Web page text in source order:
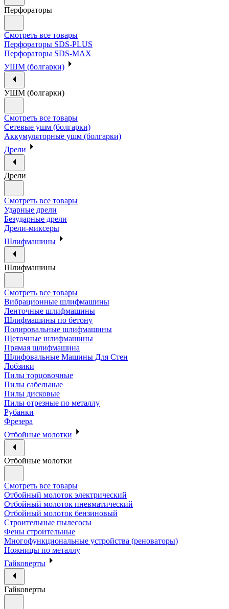
Перфораторы
Смотреть все товары
Перфораторы SDS-PLUS
Перфораторы SDS-MAX
УШМ (болгарки)
УШМ (болгарки)
Смотреть все товары
Сетевые ушм (болгарки)
Аккумуляторные ушм (болгарки)
Дрели
Дрели
Смотреть все товары
Ударные дрели
Безударные дрели
Дрели-миксеры
Шлифмашины
Шлифмашины
Смотреть все товары
Вибрационные шлифмашины
Ленточные шлифмашины
Шлифмашины по бетону
Полировальные шлифмашины
Щеточные шлифмашины
Прямая шлифмашина
Шлифовальные Машины Для Стен
Лобзики
Пилы торцовочные
Пилы сабельные
Пилы дисковые
Пилы отрезные по металлу
Рубанки
Фрезера
Отбойные молотки
Отбойные молотки
Смотреть все товары
Отбойный молоток электрический
Отбойный молоток пневматический
Отбойный молоток бензиновый
Строительные пылесосы
Фены строительные
Многофункциональные устройства (реноваторы)
Ножницы по металлу
Гайковерты
Гайковерты